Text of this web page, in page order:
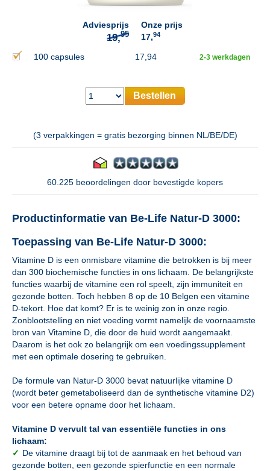
Adviesprijs
Onze prijs
17,94
100 capsules 17,94 2-3 werkdagen
Bestellen
(3 verpakkingen = gratis bezorging binnen NL/BE/DE)
60.225 beoordelingen door bevestigde kopers
Productinformatie van Be-Life Natur-D 3000:
Toepassing van Be-Life Natur-D 3000:
Vitamine D is een onmisbare vitamine die betrokken is bij meer
dan 300 biochemische functies in ons lichaam. De belangrijkste
functies waarbij de vitamine een rol speelt, zijn immuniteit en
gezonde botten. Toch hebben 8 op de 10 Belgen een vitamine
D-tekort. Hoe dat komt? Er is te weinig zon in onze regio.
Zonblootstelling en niet voeding vormt namelijk de voornaamste
bron van Vitamine D, die door de huid wordt aangemaakt.
Daarom is het ook zo belangrijk om een voedingssupplement
met een optimale dosering te gebruiken.
De formule van Natur-D 3000 bevat natuurlijke vitamine D
(wordt beter gemetaboliseerd dan de synthetische vitamine D2)
voor een betere opname door het lichaam.
Vitamine D vervult tal van essentiële functies in ons
lichaam:
✓ De vitamine draagt bij tot de aanmaak en het behoud van
gezonde botten, een gezonde spierfunctie en een normale